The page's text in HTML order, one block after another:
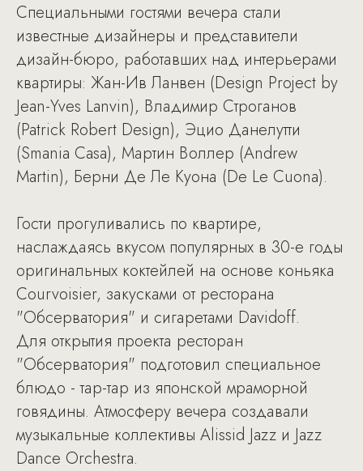
Специальными гостями вечера стали
известные дизайнеры и представители
дизайн-бюро, работавших над интерьерами
квартиры: Жан-Ив Ланвен (Design Project by
Jean-Yves Lanvin), Владимир Строганов
(Patrick Robert Design), Эцио Данелутти
(Smania Casa), Мартин Воллер (Andrew
Martin), Берни Де Ле Куона (De Le Cuona).
Гости прогуливались по квартире,
наслаждаясь вкусом популярных в 30-е годы
оригинальных коктейлей на основе коньяка
Courvoisier, закусками от ресторана
"Обсерватория" и сигаретами Davidoff.
Для открытия проекта ресторан
"Обсерватория" подготовил специальное
блюдо - тар-тар из японской мраморной
говядины. Атмосферу вечера создавали
музыкальные коллективы Alissid Jazz и Jazz
Dance Orchestra.